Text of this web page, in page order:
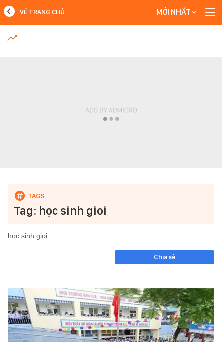
MỚI NHẤT
VỀ TRANG CHỦ MỚI NHẤT
Tag: học sinh gioi
học sinh gioi
Chia sẻ